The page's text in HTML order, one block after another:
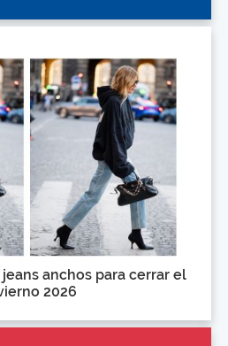
anchos para cerrar el
2026